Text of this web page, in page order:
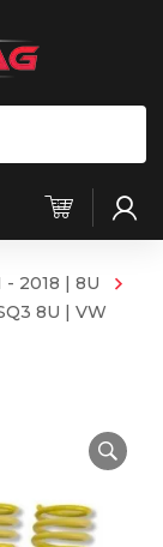
- 2018 | 8U
8U | VW